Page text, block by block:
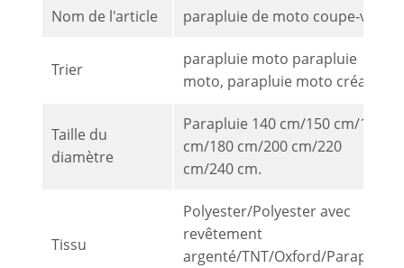
Nom de l'article parapluie de moto coupe-vent
Trier
parapluie moto parapluie
moto, parapluie moto créatif
Taille du
diamètre
Parapluie 140 cm/150 cm/160
cm/180 cm/200 cm/220
cm/240 cm.
Tissu
Polyester/Polyester avec
revêtement
argenté/TNT/Oxford/Parapluie